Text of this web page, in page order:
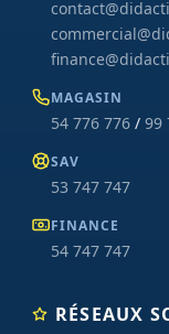
MAGASIN
54 776 776 / 99
SAV
53 747 747
FINANCE
54 747 747
RÉSEAUX